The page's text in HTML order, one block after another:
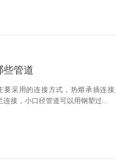
些管道
采用的连接方式，热熔承插连
接，小口径管道可以用钢塑过...